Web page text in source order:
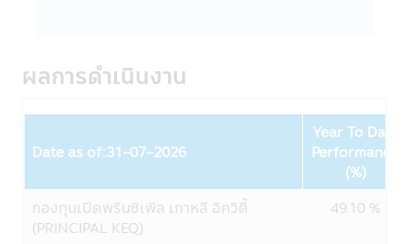
ได้จัดเตรียมสินค้าและบริการที่ดียิ่งขึ้นทีเหมาะ
ความรับผิดชอบในการเก็บดูแลรหัสผ่านนั้นเป็น
ผ่านของท่านไม่ได้ถูกเปิดเผยต่อบุคคลอื่นๆ ไม่
ว่าในเวลาและสถานการณ์ใด กรุณาแจ้งทางบริ
ษัทฯ ทันทีที่พบว่ามีการใช้รหัสผ่านโดยที่ไม่ได้รับ
ผลการดำเนินงาน
Date as of:31-07-2026
Year To Date
Performance
(%)
กองทุนเปิดพรินซิเพิล เกาหลี อิควิตี้
(PRINCIPAL KEQ)
49.10 %